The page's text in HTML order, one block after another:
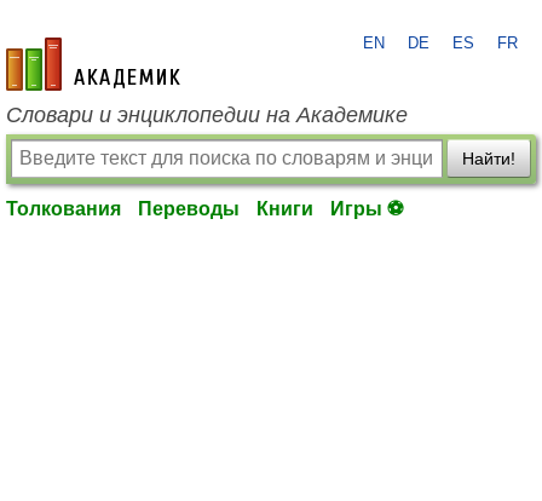
academic.ru
EN DE ES FR
Словари и энциклопедии на Академике
Найти!
Толкования Переводы Книги Игры ⚽